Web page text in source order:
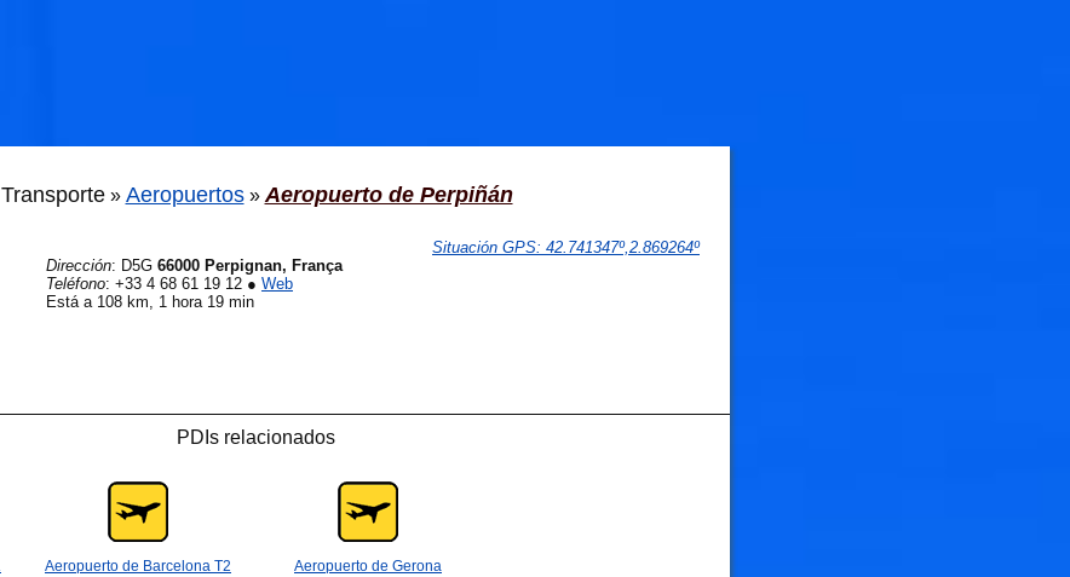
Transporte» Aeropuertos» Aeropuerto de Perpiñán
Situación GPS: 42.741347º,2.869264º
Dirección: D5G 66000 Perpignan, França
Teléfono: +33 4 68 61 19 12 ● Web
Está a 108 km, 1 hora 19 min
PDIs relacionados
Aeropuerto de Barcelona T2 Aeropuerto de Gerona